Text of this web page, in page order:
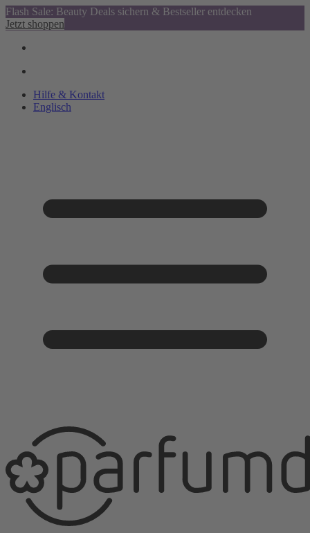
Flash Sale: Beauty Deals sichern & Bestseller entdecken
Jetzt shoppen
Hilfe & Kontakt
Englisch